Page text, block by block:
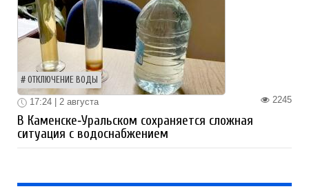
ОТКЛЮЧЕНИЕ ВОДЫ
2245
17:24 | 2 августа
В Каменске‑Уральском сохраняется сложная
ситуация с водоснабжением